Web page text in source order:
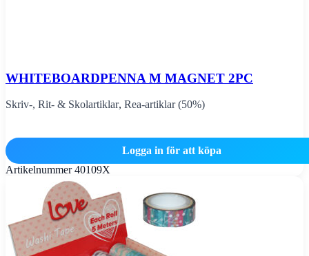
WHITEBOARDPENNA M MAGNET 2PC
Skriv-, Rit- & Skolartiklar, Rea-artiklar (50%)
Logga in för att köpa
Artikelnummer40109X